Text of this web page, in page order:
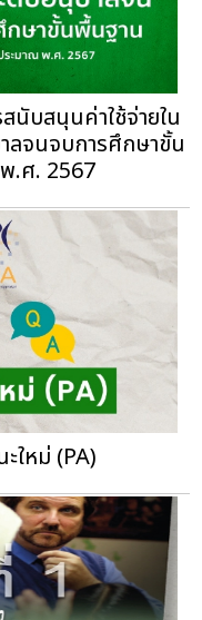
นับสนุนค่าใช้จ่ายใน
ลจนจบการศึกษาขั้น
.ศ. 2567
ใหม่ (PA)